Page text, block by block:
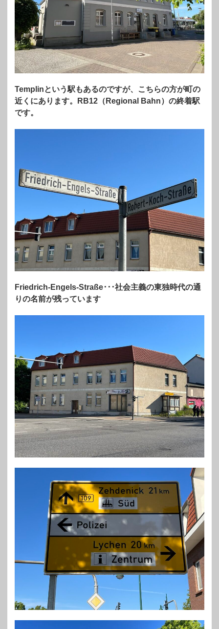
Templinという駅もあるのですが、こちらの方が町の
近くにあります。RB12（Regional Bahn）の終着駅
です。
Friedrich-Engels-Straße･･･社会主義の東独時代の通
りの名前が残っています